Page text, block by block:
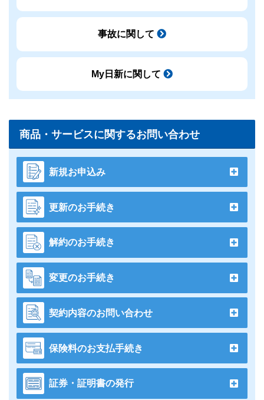
事故に関して
My日新に関して
商品・サービスに関するお問い合わせ
新規お申込み
更新のお手続き
解約のお手続き
変更のお手続き
契約内容のお問い合わせ
保険料のお支払手続き
証券・証明書の発行